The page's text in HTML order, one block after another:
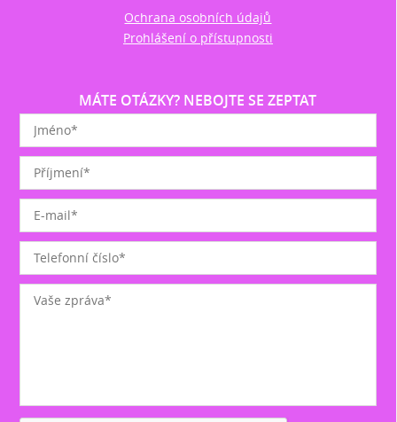
Ochrana osobních údajů
Prohlášení o přístupnosti
MÁTE OTÁZKY? NEBOJTE SE ZEPTAT